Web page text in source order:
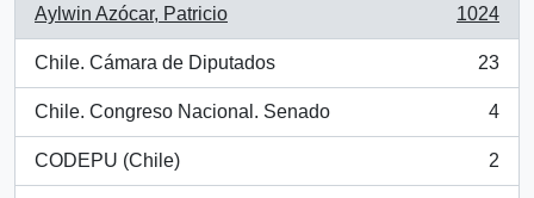
Aylwin Azócar, Patricio
, 1024 results
1024
Chile. Cámara de Diputados
, 23 results
23
Chile. Congreso Nacional. Senado
, 4 results
4
CODEPU (Chile)
, 2 results
2